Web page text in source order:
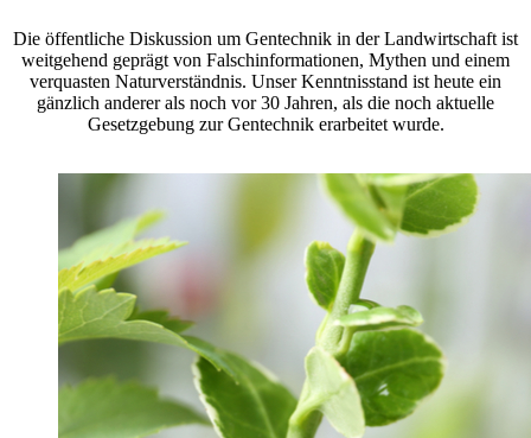
Die öffentliche Diskussion um Gentechnik in der Landwirtschaft ist
weitgehend geprägt von Falschinformationen, Mythen und einem
verquasten Naturverständnis. Unser Kenntnisstand ist heute ein
gänzlich anderer als noch vor 30 Jahren, als die noch aktuelle
Gesetzgebung zur Gentechnik erarbeitet wurde.